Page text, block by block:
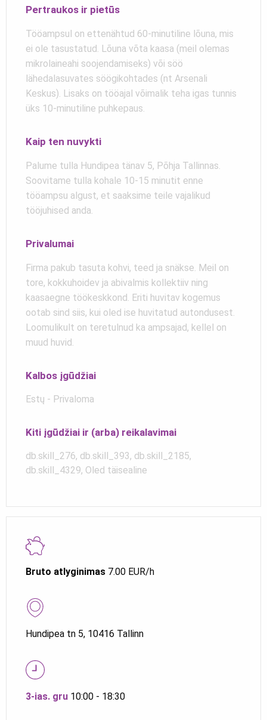
Bruto atlyginimas 7.00 EUR/h
Hundipea tn 5, 10416 Tallinn
3-ias. gru 10:00 - 18:30
Pertraukos ir pietūs
Tööampsul on ettenähtud 60-minutiline lõuna, mis
ei ole tasustatud. Lõuna võta kaasa (meil olemas
mikrolaineahi soojendamiseks) või söö
lähedalasuvates söögikohtades (nt Arsenali
Keskus). Lisaks on tööajal võimalik teha igas tunnis
üks 10-minutiline puhkepaus.
Kaip ten nuvykti
Palume tulla Hundipea tänav 5, Põhja Tallinnas.
Soovitame tulla kohale 10-15 minutit enne
tööampsu algust, et saaksime teile vajalikud
tööjuhised anda.
Privalumai
Firma pakub tasuta kohvi, teed ja snäkse. Meil on
tore, kokkuhoidev ja abivalmis kollektiiv ning
kaasaegne töökeskkond. Eriti huvitav kogemus
ootab sind siis, kui oled ise huvitatud autondusest.
Loomulikult on teretulnud ka ampsajad, kellel on
muud huvid.
Kalbos įgūdžiai
Estų - Privaloma
Kiti įgūdžiai ir (arba) reikalavimai
db.skill_276, db.skill_393, db.skill_2185,
db.skill_4329, Oled täisealine